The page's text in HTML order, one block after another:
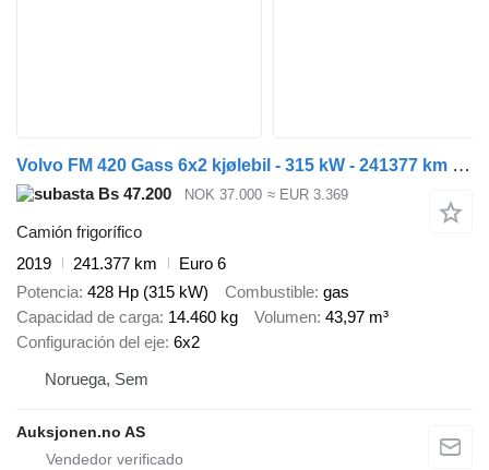
Volvo FM 420 Gass 6x2 kjølebil - 315 kW - 241377 km - Bakløfter - EU g
Bs 47.200 NOK 37.000 ≈ EUR 3.369
Camión frigorífico
2019
241.377 km
Euro 6
Potencia 428 Hp (315 kW) Combustible gas
Capacidad de carga 14.460 kg Volumen 43,97 m³
Configuración del eje 6x2
Noruega, Sem
Auksjonen.no AS